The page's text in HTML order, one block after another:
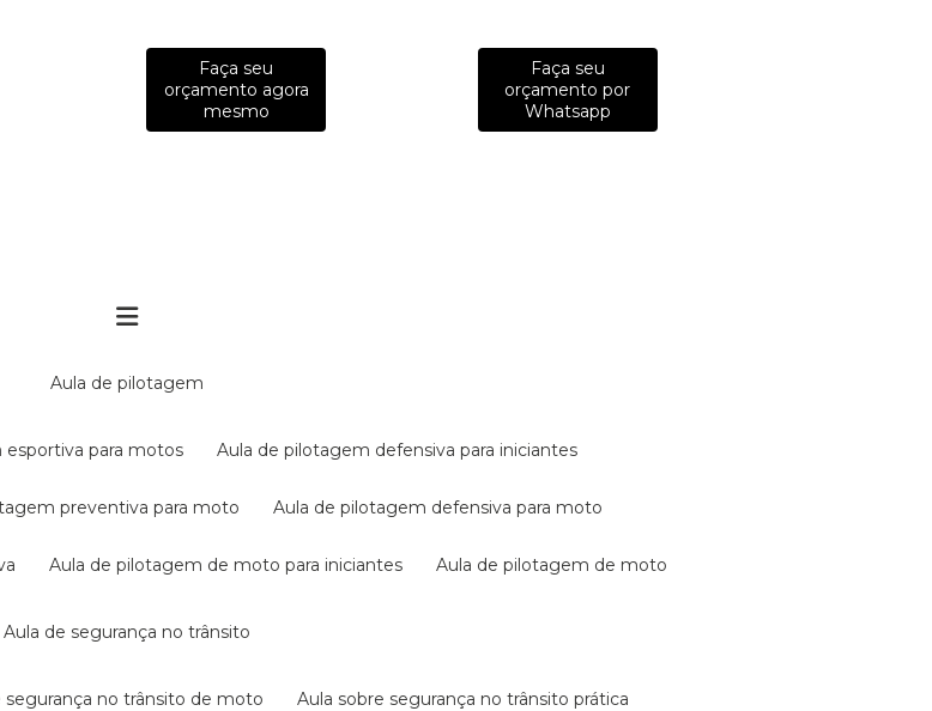
Faça seu
orçamento agora
mesmo
Faça seu
orçamento por
Whatsapp
aula de pilotagem
esportiva para motos aula de pilotagem defensiva para iniciantes
preventiva para moto aula de pilotagem defensiva para moto
aula de pilotagem de moto para iniciantes aula de pilotagem de moto
aula de segurança no trânsito
segurança no trânsito de moto aula sobre segurança no trânsito prática